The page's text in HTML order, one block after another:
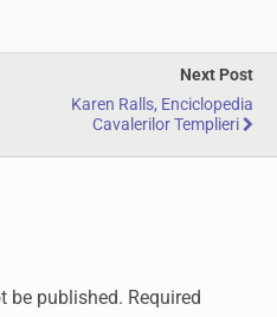
Next Post
Karen Ralls, Enciclopedia
Cavalerilor Templieri
be published. Required